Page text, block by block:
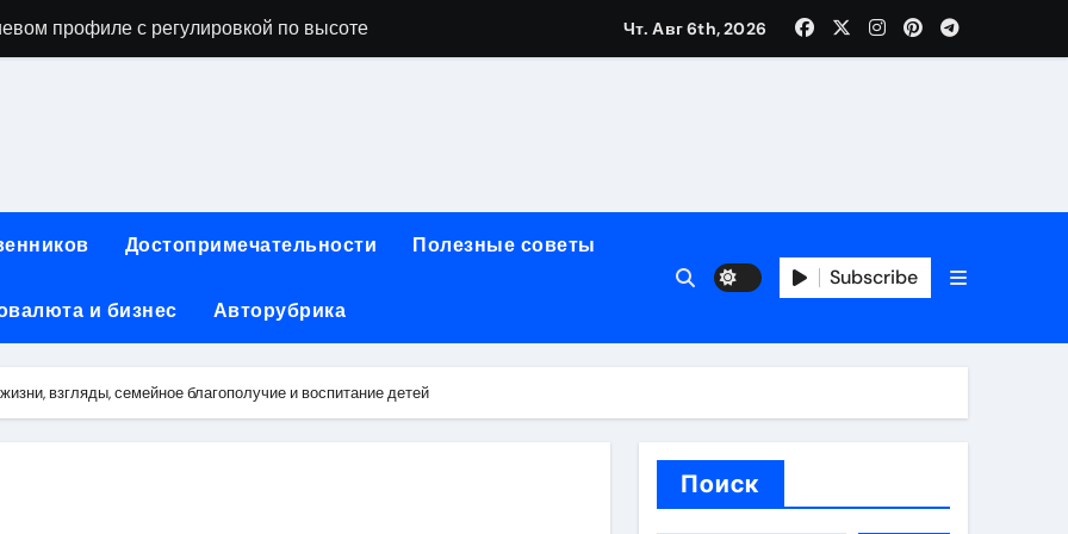
фото и видео
профессий
физических лиц: условия, процентные ставки и порядок открытия
для профессиональных и любительских задач
Чт. Авг 6th, 2026
Достопримечательности Полезные советы
и бизнес Авторубрика
Subscribe
взгляды, семейное благополучие и воспитание детей
Поиск